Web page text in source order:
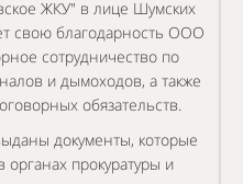
ЖКУ" в лице Шумских
свою благодарность ООО
сотрудничество по
и дымоходов, а также
обязательств.
документы, которые
прокуратуры и